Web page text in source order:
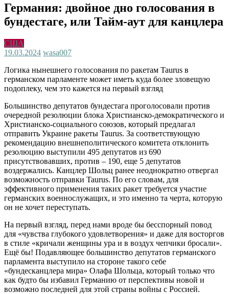
Германия: двойное дно голосования в
бундестаге, или Тайм-аут для канцлера
США
19.03.2024 wasa007
Логика нынешнего голосования по ракетам Taurus в
германском парламенте может иметь куда более зловещую
подоплеку, чем это кажется на первый взгляд
Большинство депутатов бундестага проголосовали против
очередной резолюции блока Христианско-демократического и
Христианско-социального союзов, который предлагал
отправить Украине ракеты Taurus. За соответствующую
рекомендацию внешнеполитического комитета отклонить
резолюцию выступили 495 депутатов из 690
присутствовавших, против – 190, еще 5 депутатов
воздержались. Канцлер Шольц ранее неоднократно отвергал
возможность отправки Taurus. По его словам, для
эффективного применения таких ракет требуется участие
германских военнослужащих, и это именно та черта, которую
он не хочет переступать.
На первый взгляд, перед нами вроде бы бесспорный повод
для «чувства глубокого удовлетворения» и даже для восторгов
в стиле «кричали женщины ура и в воздух чепчики бросали».
Ещё бы! Подавляющее большинство депутатов германского
парламента выступило на стороне такого себе
«бундесканцлера мира» Олафа Шольца, который только что
как будто бы избавил Германию от перспективы новой и
возможно последней для этой страны войны с Россией.